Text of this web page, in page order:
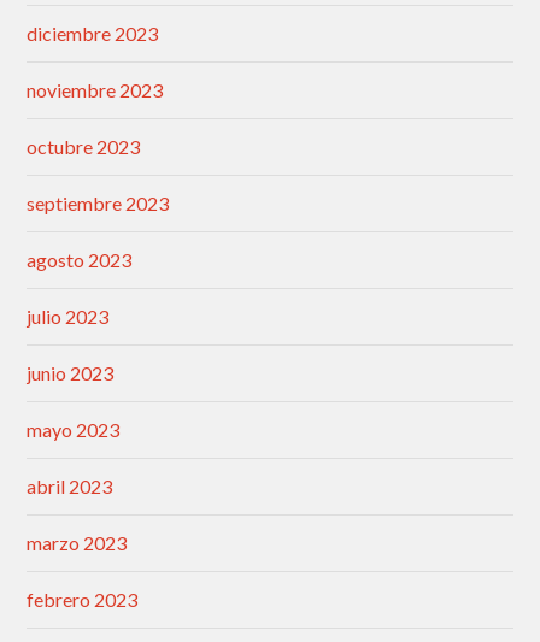
diciembre 2023
noviembre 2023
octubre 2023
septiembre 2023
agosto 2023
julio 2023
junio 2023
mayo 2023
abril 2023
marzo 2023
febrero 2023